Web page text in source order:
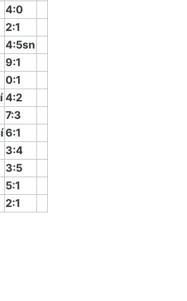
4:0
2:1
4:5sn
9:1
0:1
4:2
7:3
6:1
3:4
3:5
5:1
2:1